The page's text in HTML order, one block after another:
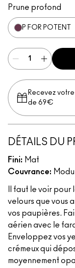
Prune profond
P FOR POTENT
Recevez
de 69€
DÉTAILS DU
Fini: Mat
Couvrance:
Il faut le voir
velours que vous
vos paupières.
aérien avec le
Enveloppez vos
crémeux qui
moyennement